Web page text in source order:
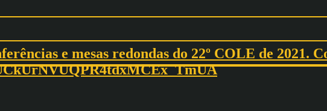
e mesas redondas do 22º COLE de 2021.